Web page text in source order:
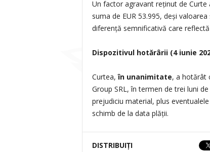
Un factor agravant reținut de Curte
suma de EUR 53.995, deși
diferență semnificativă care
Dispozitivul hotărârii (4 iunie
Curtea,în unanimitate, a hotărât
Group SRL, în termen de trei luni
prejudiciu material, plus
schimb de la data plății.
DISTRIBUIȚI